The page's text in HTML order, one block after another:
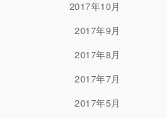
2017年10月
2017年9月
2017年8月
2017年7月
2017年5月